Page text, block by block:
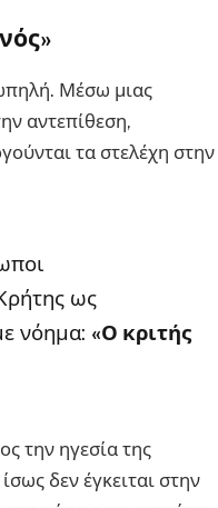
Μέσω μιας
αντεπίθεση,
τα στελέχη στην
ως
νόημα: «Ο κριτής
την ηγεσία της
δεν έγκειται στην